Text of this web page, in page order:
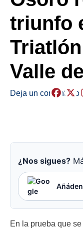
triunfo
Valle
Deja un comentario
¿Nos sigues?
En la prueba que